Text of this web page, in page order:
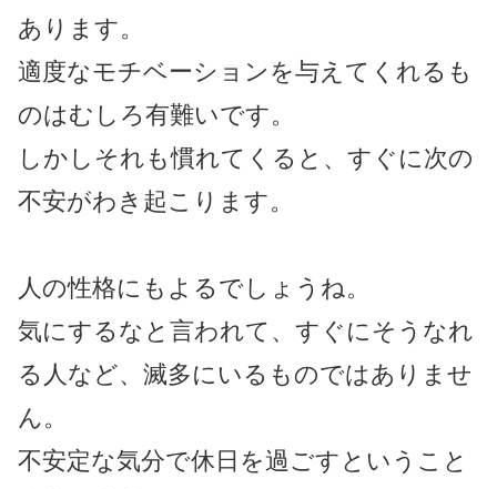
あります。
適度なモチベーションを与えてくれるも
のはむしろ有難いです。
しかしそれも慣れてくると、すぐに次の
不安がわき起こります。
人の性格にもよるでしょうね。
気にするなと言われて、すぐにそうなれ
る人など、滅多にいるものではありませ
ん。
不安定な気分で休日を過ごすということ